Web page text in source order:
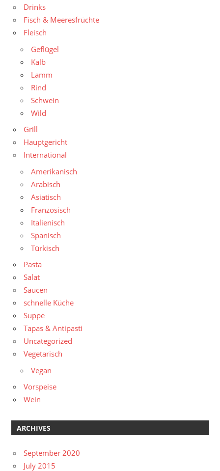
Drinks
Fisch & Meeresfrüchte
Fleisch
Geflügel
Kalb
Lamm
Rind
Schwein
Wild
Grill
Hauptgericht
International
Amerikanisch
Arabisch
Asiatisch
Französisch
Italienisch
Spanisch
Türkisch
Pasta
Salat
Saucen
schnelle Küche
Suppe
Tapas & Antipasti
Uncategorized
Vegetarisch
Vegan
Vorspeise
Wein
ARCHIVES
September 2020
July 2015